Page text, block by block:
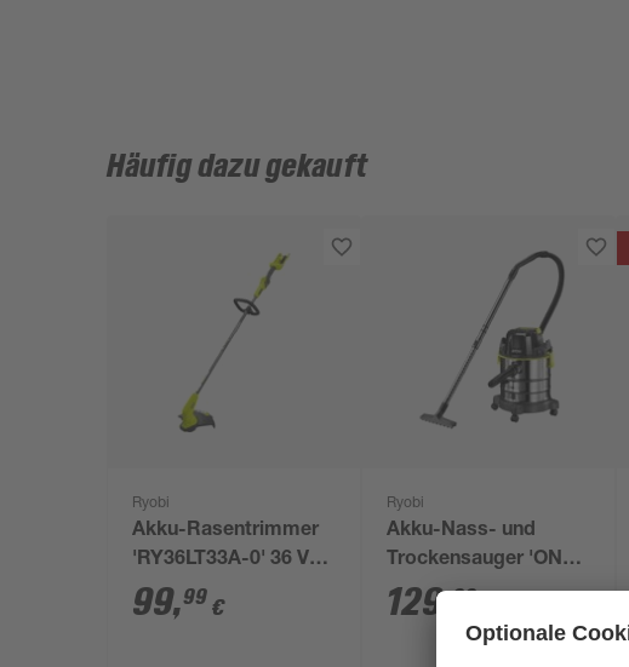
Häufig dazu gekauft
Ryobi
Akku-Rasentrimmer
'RY36LT33A-0' 36 V
ohne Akku
99,99 €
Ryobi
Akku-Nass- und
Trockensauger 'ONE+
R18WDV-0' 18 V ohne
Akku und Ladegerät
129,99